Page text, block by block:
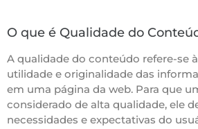
O que é Qualidade do
A qualidade do conteúdo refere-se
utilidade e originalidade das
em uma página da web. Para que
considerado de alta qualidade, ele
necessidades e expectativas do